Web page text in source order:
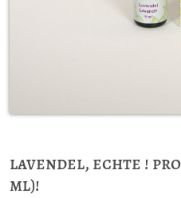
lavendel, echte !
ml)!